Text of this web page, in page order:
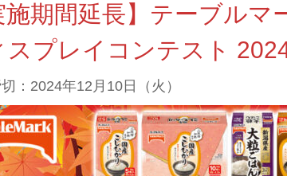
施期間延長】テーブル
スプレイコンテスト
：2024年12月10日（火）